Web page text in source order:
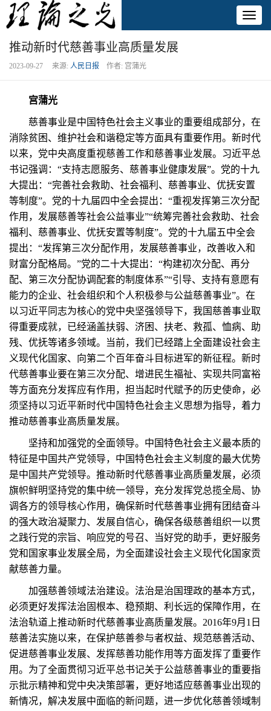
推动新时代慈善事业高质量发展
2023-09-27 来源: 人民日报 作者: 宫蒲光
宫蒲光
慈善事业是中国特色社会主义事业的重要组成部分，在
消除贫困、维护社会和谐稳定等方面具有重要作用。新时代
以来，党中央高度重视慈善工作和慈善事业发展。习近平总
书记强调：“支持志愿服务、慈善事业健康发展”。党的十九
大提出：“完善社会救助、社会福利、慈善事业、优抚安置
等制度”。党的十九届四中全会提出：“重视发挥第三次分配
作用，发展慈善等社会公益事业”“统筹完善社会救助、社会
福利、慈善事业、优抚安置等制度”。党的十九届五中全会
提出：“发挥第三次分配作用，发展慈善事业，改善收入和
财富分配格局。”党的二十大提出：“构建初次分配、再分
配、第三次分配协调配套的制度体系”“引导、支持有意愿有
能力的企业、社会组织和个人积极参与公益慈善事业”。在
以习近平同志为核心的党中央坚强领导下，我国慈善事业取
得重要成就，已经涵盖扶弱、济困、扶老、救孤、恤病、助
残、优抚等诸多领域。当前，我们已经踏上全面建设社会主
义现代化国家、向第二个百年奋斗目标进军的新征程。新时
代慈善事业要在第三次分配、增进民生福祉、实现共同富裕
等方面充分发挥应有作用，担当起时代赋予的历史使命，必
须坚持以习近平新时代中国特色社会主义思想为指导，着力
推动慈善事业高质量发展。
坚持和加强党的全面领导。中国特色社会主义最本质的
特征是中国共产党领导，中国特色社会主义制度的最大优势
是中国共产党领导。推动新时代慈善事业高质量发展，必须
旗帜鲜明坚持党的集中统一领导，充分发挥党总揽全局、协
调各方的领导核心作用，确保新时代慈善事业拥有团结奋斗
的强大政治凝聚力、发展自信心，确保各级慈善组织一以贯
之践行党的宗旨、响应党的号召、当好党的助手，更好服务
党和国家事业发展全局，为全面建设社会主义现代化国家贡
献慈善力量。
加强慈善领域法治建设。法治是治国理政的基本方式，
必须更好发挥法治固根本、稳预期、利长远的保障作用，在
法治轨道上推动新时代慈善事业高质量发展。2016年9月1日
慈善法实施以来，在保护慈善参与者权益、规范慈善活动、
促进慈善事业发展、发挥慈善功能作用等方面发挥了重要作
用。为了全面贯彻习近平总书记关于公益慈善事业的重要指
示批示精神和党中央决策部署，更好地适应慈善事业出现的
新情况，解决发展中面临的新问题，进一步优化慈善领域制